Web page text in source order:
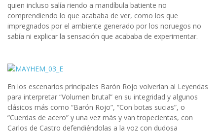
quien incluso salía riendo a mandíbula batiente no
comprendiendo lo que acababa de ver, como los que
impregnados por el ambiente generado por los noruegos no
sabía ni explicar la sensación que acababa de experimentar.
En los escenarios principales Barón Rojo volverían al Leyendas
para interpretar “Volumen brutal” en su integridad y algunos
clásicos más como “Barón Rojo”, “Con botas sucias”, o
”Cuerdas de acero” y una vez más y van tropecientas, con
Carlos de Castro defendiéndolas a la voz con dudosa